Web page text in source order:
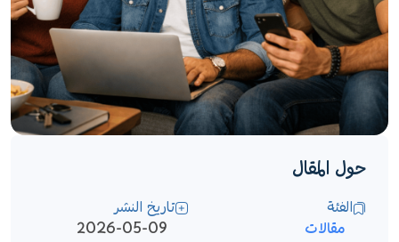
حول المقال
الفئة
مقالات
تاريخ النشر
2026-05-09